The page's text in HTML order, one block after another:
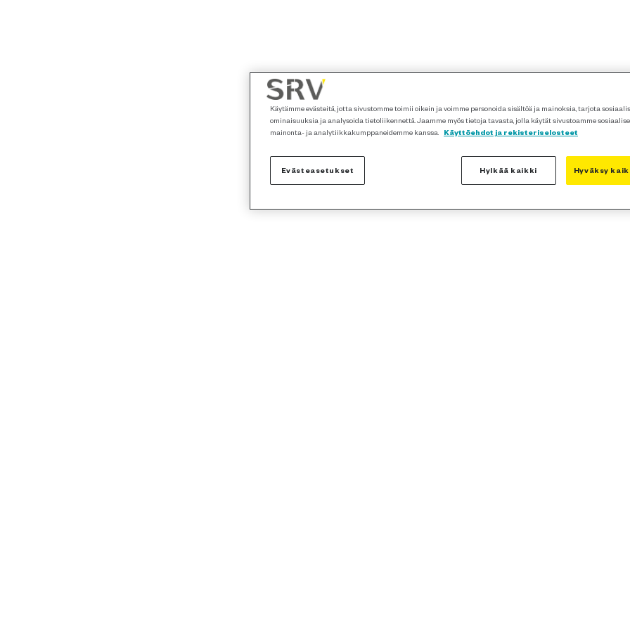
Käytämme evästeitä, jotta sivustomme toimii oikein ja voimme personoida sisältöä ja mainoksia, tarjota
ominaisuuksia ja analysoida tietoliikennettä. Jaamme myös tietoja tavasta, jolla käytät sivustoamme
mainonta- ja analytiikkakumppaneidemme kanssa.
Käyttöehdot ja rekisteriselosteet
Evästeasetukset Hylkää kaikki Hyväksy